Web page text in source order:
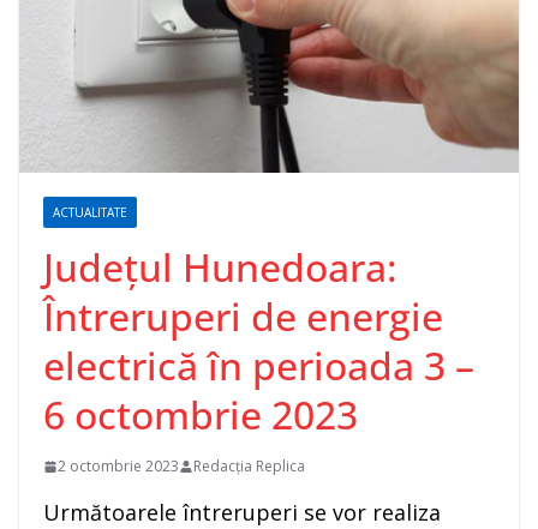
ACTUALITATE
Județul Hunedoara:
Întreruperi de energie
electrică în perioada 3 –
6 octombrie 2023
2 octombrie 2023 Redacția Replica
Următoarele întreruperi se vor realiza